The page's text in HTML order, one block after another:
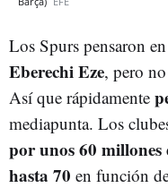
Los Spurs pensaron en
Eberechi Eze, pero
Así que rápidamente
mediapunta. Los
por unos 60
hasta 70 en función